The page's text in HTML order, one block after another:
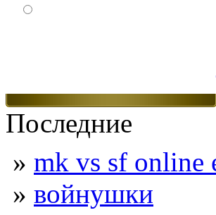
Последние
» mk vs sf online
» войнушки